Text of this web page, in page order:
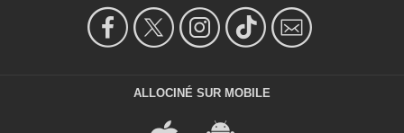
ALLOCINÉ SUR MOBILE